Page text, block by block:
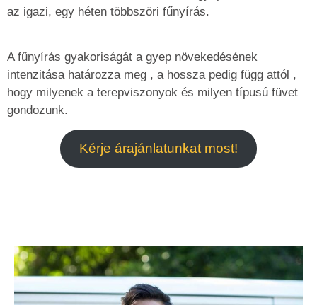
az igazi, egy héten többszöri fűnyírás.
A fűnyírás gyakoriságát a gyep növekedésének
intenzitása határozza meg , a hossza pedig függ attól ,
hogy milyenek a terepviszonyok és milyen típusú füvet
gondozunk.
Kérje árajánlatunkat most!